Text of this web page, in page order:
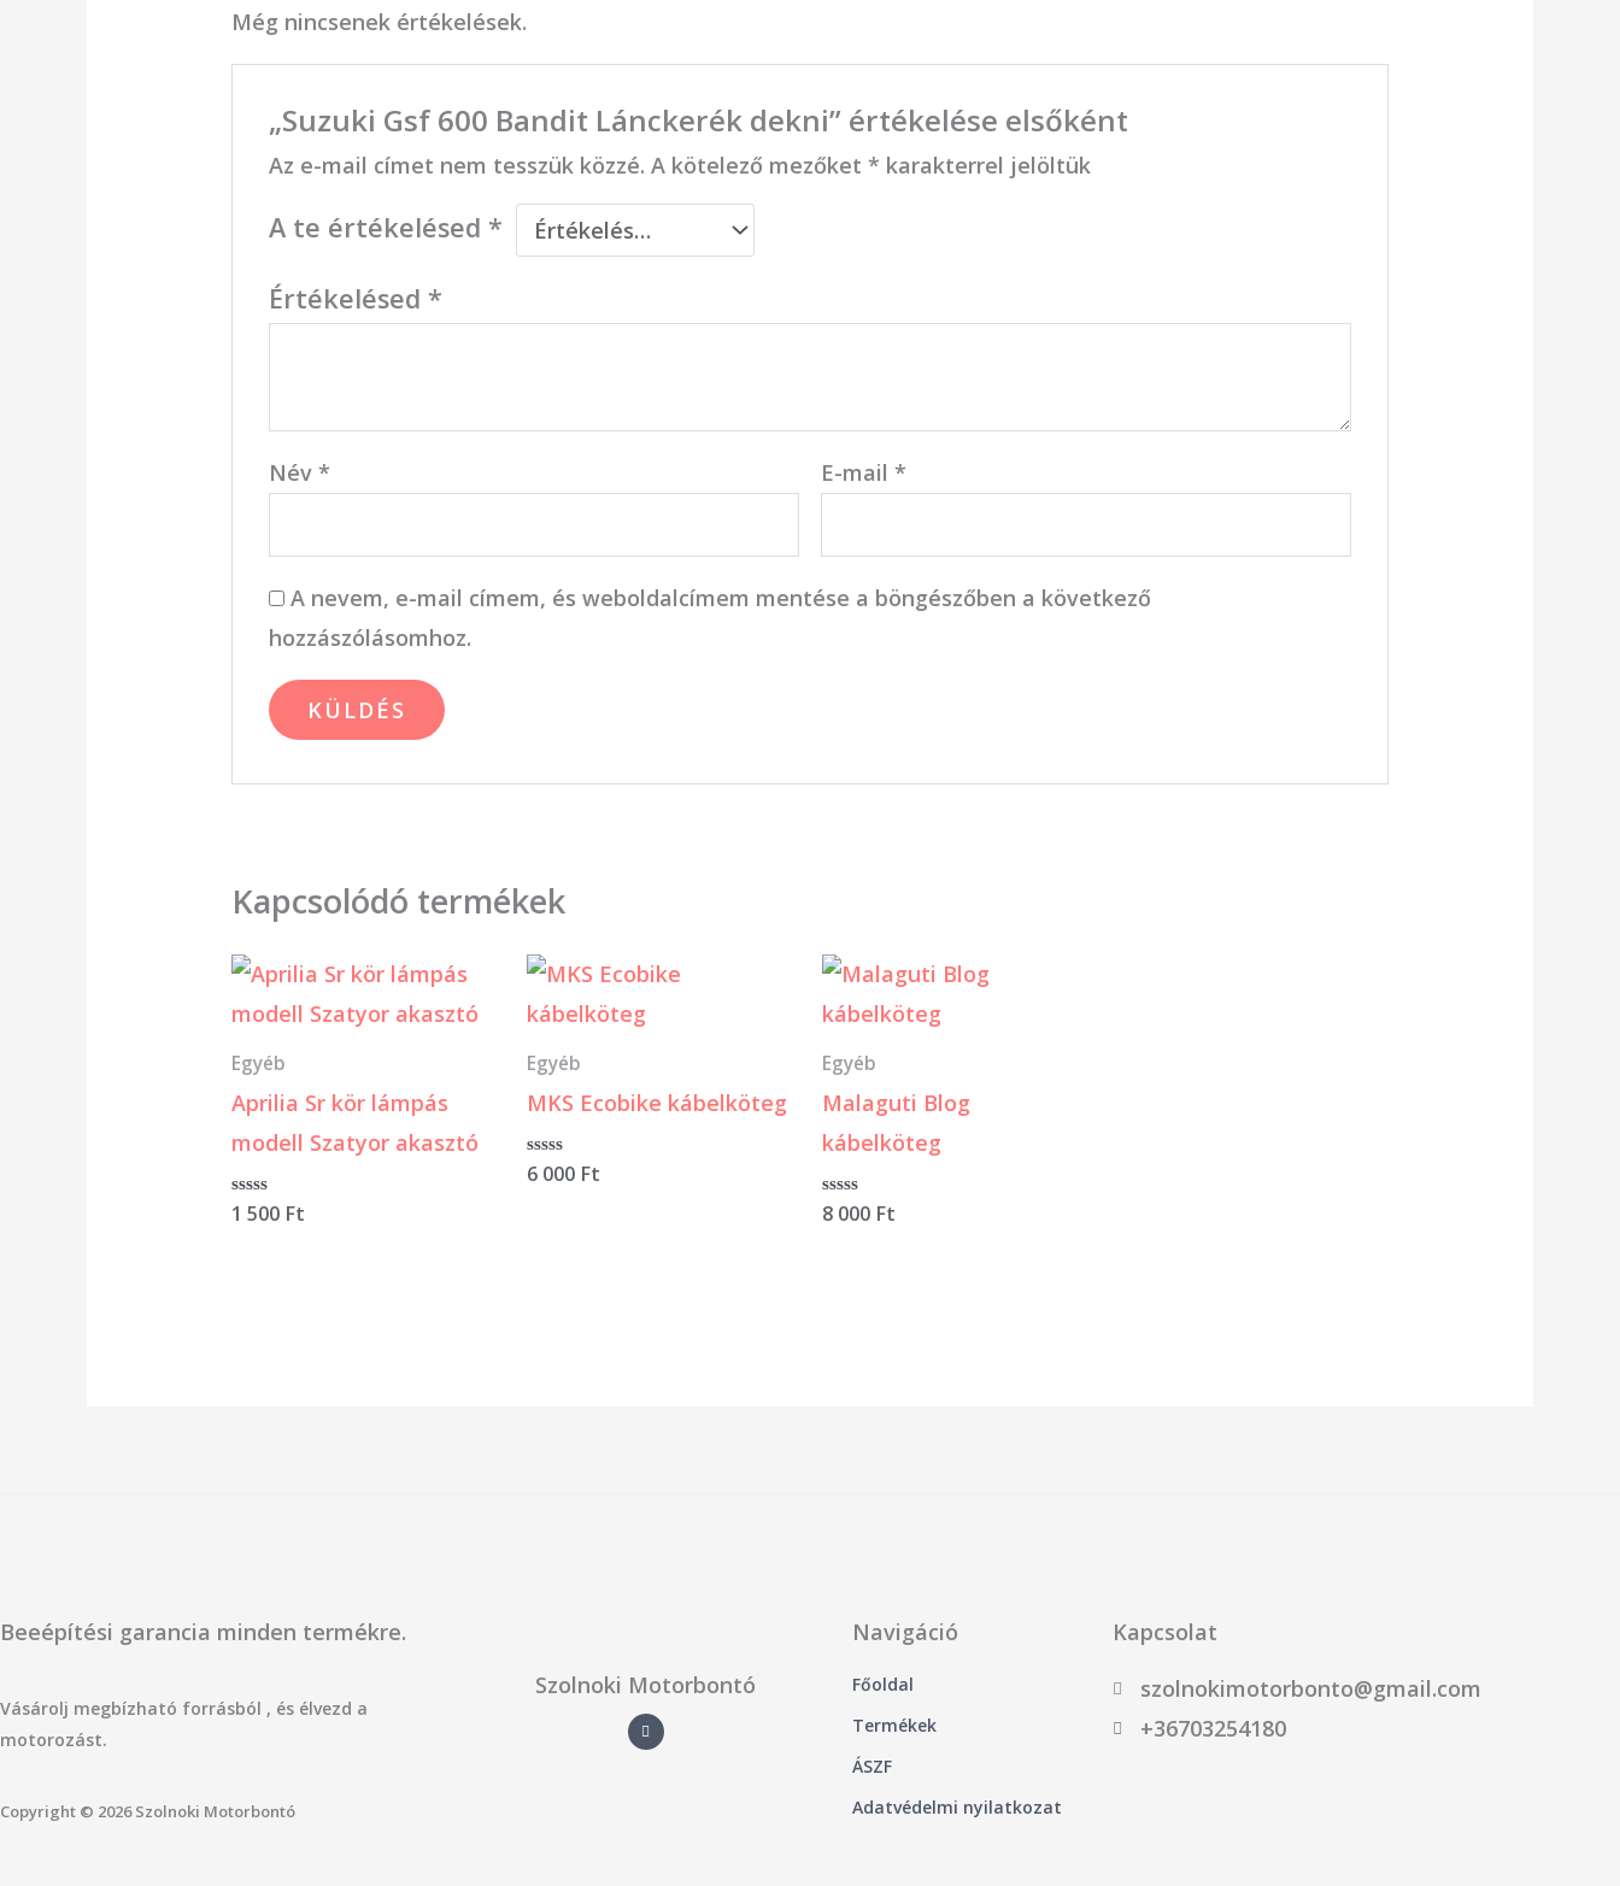
Még nincsenek értékelések.
„Suzuki Gsf 600 Bandit Lánckerék dekni” értékelése elsőként
Az e-mail címet nem tesszük közzé. A kötelező mezőket* karakterrel jelöltük
A te értékelésed *
Értékelésed *
Név* E-mail *
A nevem, e-mail címem, és weboldalcímem mentése a böngészőben a következő
hozzászólásomhoz.
Kapcsolódó termékek
Egyéb
Aprilia Sr kör lámpás
modell Szatyor akasztó
Értékelés:
1 500 Ft
Egyéb
MKS Ecobike kábelköteg
Értékelés:
6 000 Ft
Egyéb
Malaguti Blog
kábelköteg
Értékelés:
8 000 Ft
Beeépítési garancia minden termékre.
Vásárolj megbízható forrásból , és élvezd a
motorozást.
Copyright © 2026 Szolnoki Motorbontó
Szolnoki Motorbontó
F
a
c
Navigáció
Főoldal
Termékek
ÁSZF
Adatvédelmi nyilatkozat
Kapcsolat
szolnokimotorbonto@gmail.com
+36703254180